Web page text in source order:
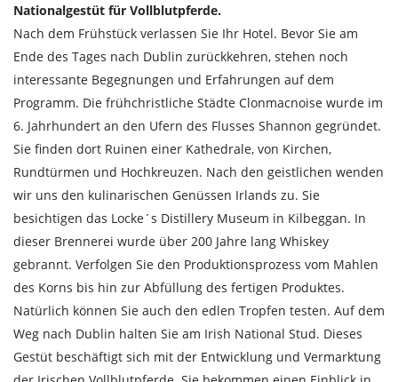
Nationalgestüt für Vollblutpferde.
Nach dem Frühstück verlassen Sie Ihr Hotel. Bevor Sie am
Ende des Tages nach Dublin zurückkehren, stehen noch
interessante Begegnungen und Erfahrungen auf dem
Programm. Die frühchristliche Städte Clonmacnoise wurde im
6. Jahrhundert an den Ufern des Flusses Shannon gegründet.
Sie finden dort Ruinen einer Kathedrale, von Kirchen,
Rundtürmen und Hochkreuzen. Nach den geistlichen wenden
wir uns den kulinarischen Genüssen Irlands zu. Sie
besichtigen das Locke´s Distillery Museum in Kilbeggan. In
dieser Brennerei wurde über 200 Jahre lang Whiskey
gebrannt. Verfolgen Sie den Produktionsprozess vom Mahlen
des Korns bis hin zur Abfüllung des fertigen Produktes.
Natürlich können Sie auch den edlen Tropfen testen. Auf dem
Weg nach Dublin halten Sie am Irish National Stud. Dieses
Gestüt beschäftigt sich mit der Entwicklung und Vermarktung